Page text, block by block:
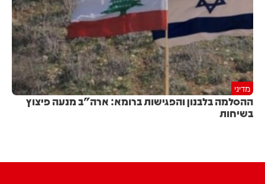
מדיני
ההסלמה בלבנון והפגישות ברומא: ארה"ב מנעה פיצוץ
בשיחות